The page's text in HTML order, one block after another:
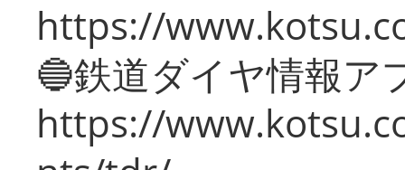
https://
🔵鉄道ダイヤ情報ア
https://